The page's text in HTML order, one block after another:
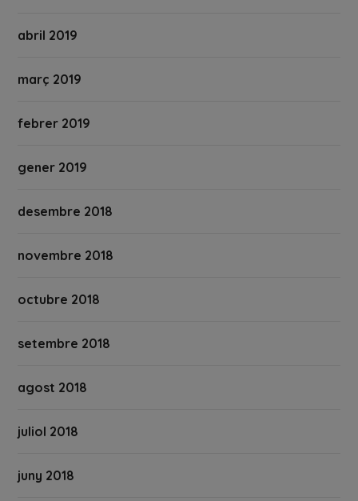
abril 2019
març 2019
febrer 2019
gener 2019
desembre 2018
novembre 2018
octubre 2018
setembre 2018
agost 2018
juliol 2018
juny 2018